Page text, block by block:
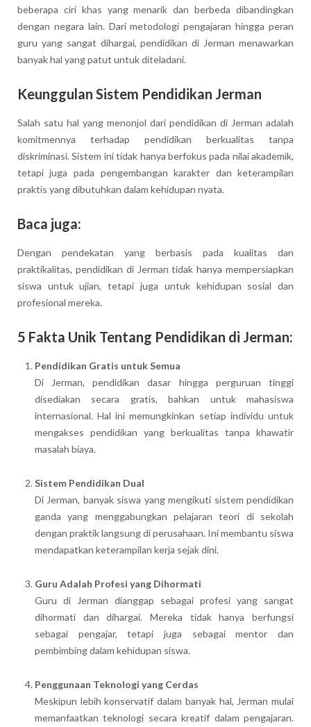
beberapa ciri khas yang menarik dan berbeda dibandingkan
dengan negara lain. Dari metodologi pengajaran hingga peran
guru yang sangat dihargai, pendidikan di Jerman menawarkan
banyak hal yang patut untuk diteladani.
Keunggulan Sistem Pendidikan Jerman
Salah satu hal yang menonjol dari pendidikan di Jerman adalah
komitmennya terhadap pendidikan berkualitas tanpa
diskriminasi. Sistem ini tidak hanya berfokus pada nilai akademik,
tetapi juga pada pengembangan karakter dan keterampilan
praktis yang dibutuhkan dalam kehidupan nyata.
Baca juga:
Dengan pendekatan yang berbasis pada kualitas dan
praktikalitas, pendidikan di Jerman tidak hanya mempersiapkan
siswa untuk ujian, tetapi juga untuk kehidupan sosial dan
profesional mereka.
5 Fakta Unik Tentang Pendidikan di Jerman:
Pendidikan Gratis untuk Semua
Di Jerman, pendidikan dasar hingga perguruan tinggi
disediakan secara gratis, bahkan untuk mahasiswa
internasional. Hal ini memungkinkan setiap individu untuk
mengakses pendidikan yang berkualitas tanpa khawatir
masalah biaya.
Sistem Pendidikan Dual
Di Jerman, banyak siswa yang mengikuti sistem pendidikan
ganda yang menggabungkan pelajaran teori di sekolah
dengan praktik langsung di perusahaan. Ini membantu siswa
mendapatkan keterampilan kerja sejak dini.
Guru Adalah Profesi yang Dihormati
Guru di Jerman dianggap sebagai profesi yang sangat
dihormati dan dihargai. Mereka tidak hanya berfungsi
sebagai pengajar, tetapi juga sebagai mentor dan
pembimbing dalam kehidupan siswa.
Penggunaan Teknologi yang Cerdas
Meskipun lebih konservatif dalam banyak hal, Jerman mulai
memanfaatkan teknologi secara kreatif dalam pengajaran.